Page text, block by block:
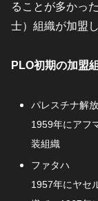
ることが多かっ
士）組織が加盟
PLO初期の加盟
パレスチナ解
1959年にアフ
装組織
ファタハ
1957年にヤセ